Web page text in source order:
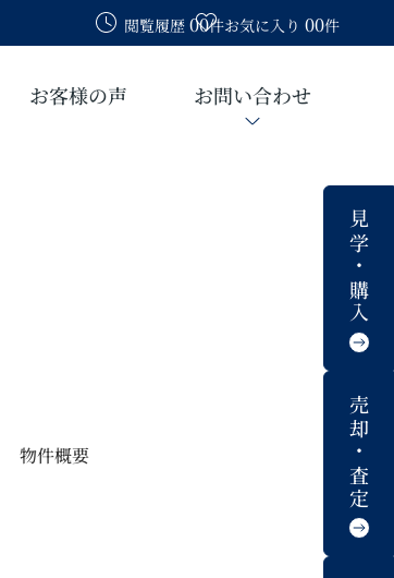
閲覧履歴 00件お気に入り 00件
お客様の声 お問い合わせ
物件概要
見学・購入
売却・査定